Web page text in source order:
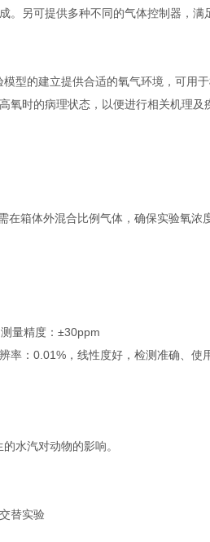
。另可提供多种不同的气体控制器，
型的建立提供合适的氧气环境，可用
时的病理状态，以便进行相关机理
箱体外混合比例气体，确保实验氧浓
量精度：±30ppm
：0.01%，线性度好，检测准确、使
水汽对动物的影响。
替实验